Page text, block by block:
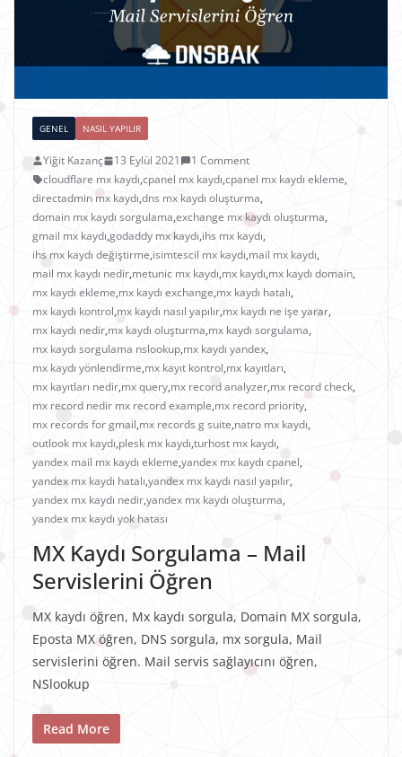
GENEL NASIL YAPILIR
Yiğit Kazanç 13 Eylül 2021
1 Comment
cloudflare mx kaydı,cpanel mx kaydı,cpanel mx kaydı ekleme,
directadmin mx kaydı,dns mx kaydı oluşturma,
domain mx kaydı sorgulama,exchange mx kaydı oluşturma,
gmail mx kaydı,godaddy mx kaydı,ihs mx kaydı,
ihs mx kaydı değiştirme,isimtescil mx kaydı,mail mx kaydı,
mail mx kaydı nedir,metunic mx kaydı,mx kaydı,mx kaydı domain,
mx kaydı ekleme,mx kaydı exchange,mx kaydı hatalı,
mx kaydı kontrol,mx kaydı nasıl yapılır,mx kaydı ne işe yarar,
mx kaydı nedir,mx kaydı oluşturma,mx kaydı sorgulama,
mx kaydı sorgulama nslookup,mx kaydı yandex,
mx kaydı yönlendirme,mx kayıt kontrol,mx kayıtları,
mx kayıtları nedir,mx query,mx record analyzer,mx record check,
mx record nedir mx record example,mx record priority,
mx records for gmail,mx records g suite,natro mx kaydı,
outlook mx kaydı,plesk mx kaydı,turhost mx kaydı,
yandex mail mx kaydı ekleme,yandex mx kaydı cpanel,
yandex mx kaydı hatalı,yandex mx kaydı nasıl yapılır,
yandex mx kaydı nedir,yandex mx kaydı oluşturma,
yandex mx kaydı yok hatası
MX Kaydı Sorgulama – Mail
Servislerini Öğren
MX kaydı öğren, Mx kaydı sorgula, Domain MX sorgula,
Eposta MX öğren, DNS sorgula, mx sorgula, Mail
servislerini öğren. Mail servis sağlayıcını öğren,
NSlookup
Read More